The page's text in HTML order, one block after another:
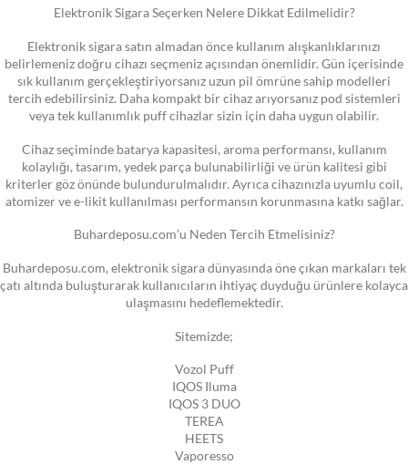
Elektronik Sigara Seçerken Nelere Dikkat Edilmelidir?
Elektronik sigara satın almadan önce kullanım alışkanlıklarınızı
belirlemeniz doğru cihazı seçmeniz açısından önemlidir. Gün içerisinde
sık kullanım gerçekleştiriyorsanız uzun pil ömrüne sahip modelleri
tercih edebilirsiniz. Daha kompakt bir cihaz arıyorsanız pod sistemleri
veya tek kullanımlık puff cihazlar sizin için daha uygun olabilir.
Cihaz seçiminde batarya kapasitesi, aroma performansı, kullanım
kolaylığı, tasarım, yedek parça bulunabilirliği ve ürün kalitesi gibi
kriterler göz önünde bulundurulmalıdır. Ayrıca cihazınızla uyumlu coil,
atomizer ve e-likit kullanılması performansın korunmasına katkı sağlar.
Buhardeposu.com’u Neden Tercih Etmelisiniz?
Buhardeposu.com, elektronik sigara dünyasında öne çıkan markaları tek
çatı altında buluşturarak kullanıcıların ihtiyaç duyduğu ürünlere kolayca
ulaşmasını hedeflemektedir.
Sitemizde;
Vozol Puff
IQOS Iluma
IQOS 3 DUO
TEREA
HEETS
Vaporesso